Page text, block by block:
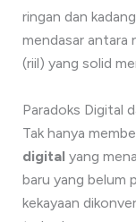
ringan dan
mendasar antara
(riil) yang solid
Paradoks Digital
Tak hanya
digital yang
baru yang belum
kekayaan